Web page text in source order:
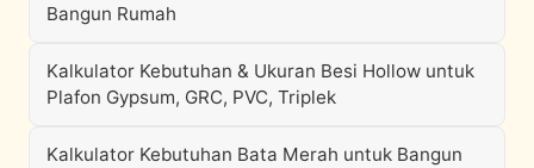
Bangun Rumah
Kalkulator Kebutuhan & Ukuran Besi Hollow untuk
Plafon Gypsum, GRC, PVC, Triplek
Kalkulator Kebutuhan Bata Merah untuk Bangun